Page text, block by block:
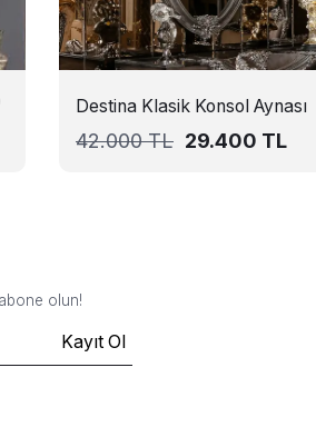
Destina Klasik Konsol Aynası
42.000TL 29.400 TL
olun!
Kayıt Ol